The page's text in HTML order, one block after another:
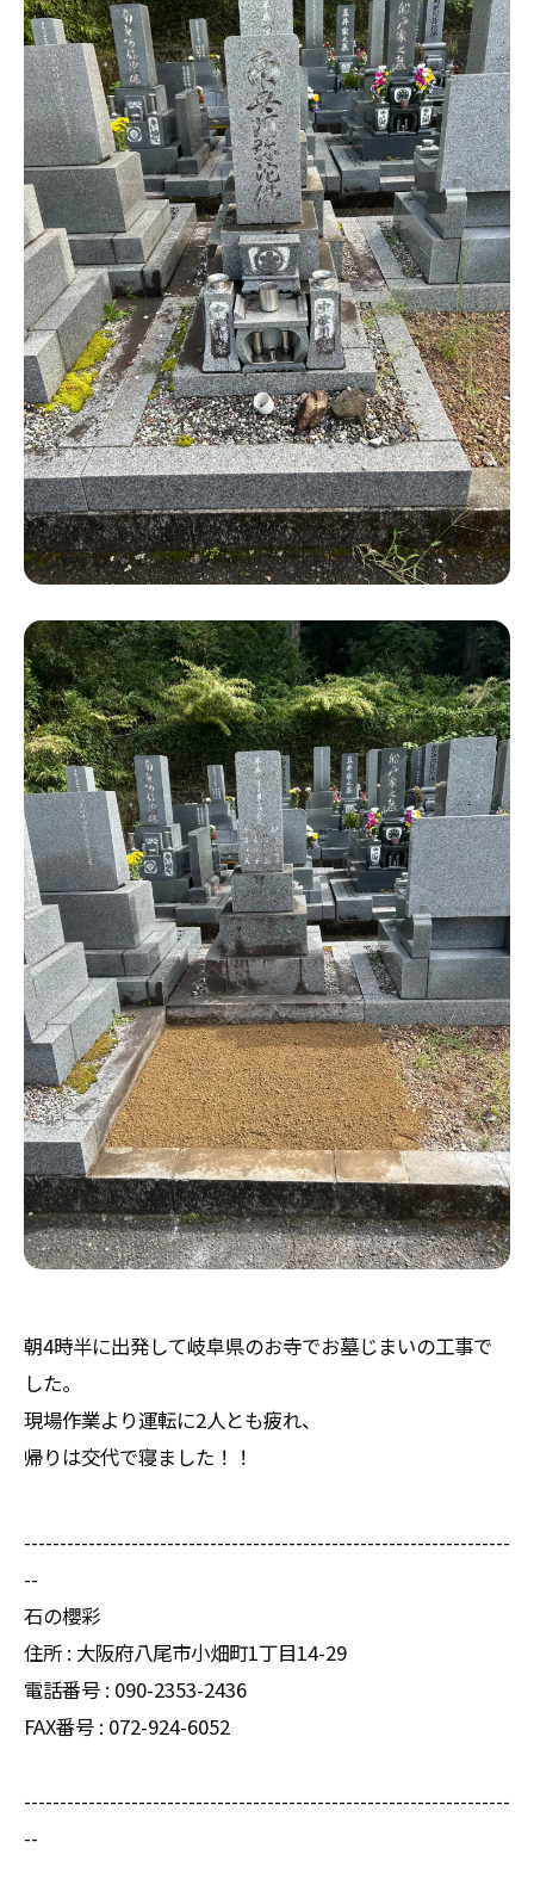
朝4時半に出発して岐阜県のお寺でお墓じまいの工事で
した。
現場作業より運転に2人とも疲れ、
帰りは交代で寝ました！！
--------------------------------------------------------------------
--
石の櫻彩
住所 : 大阪府八尾市小畑町1丁目14-29
電話番号 : 090-2353-2436
FAX番号 : 072-924-6052
--------------------------------------------------------------------
--